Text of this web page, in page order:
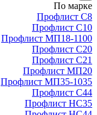
По марке
Профлист С8
Профлист С10
Профлист МП18-1100
Профлист С20
Профлист С21
Профлист МП20
Профлист МП35-1035
Профлист С44
Профлист НС35